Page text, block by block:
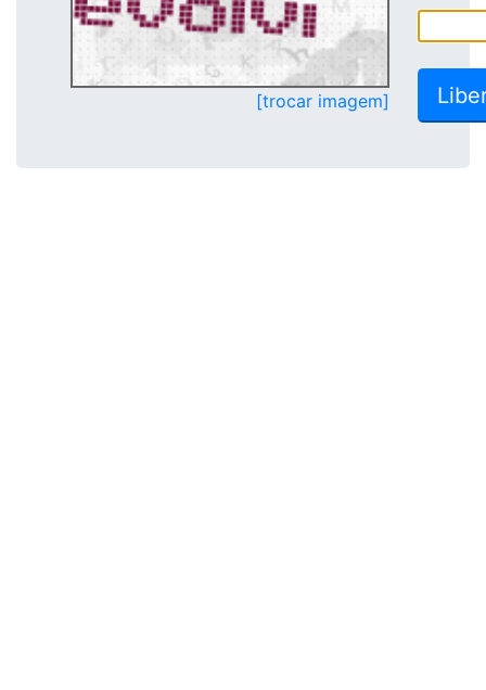
[trocar imagem]